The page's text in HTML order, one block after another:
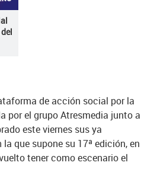
de acción social por la
por el grupo Atresmedia junto a
este viernes sus ya
que supone su 17ª edición, en
tener como escenario el